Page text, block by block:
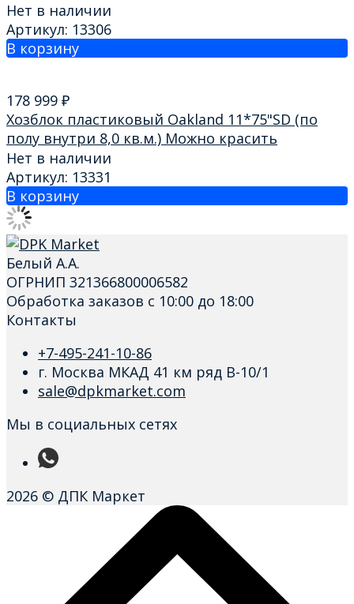
Нет в наличии
Артикул: 13306
В корзину
178 999 ₽
Хозблок пластиковый Oakland 11*75"SD (по
полу внутри 8,0 кв.м.) Можно красить
Нет в наличии
Артикул: 13331
В корзину
Белый А.А.
ОГРНИП 321366800006582
Обработка заказов с 10:00 до 18:00
Контакты
+7-495-241-10-86
г. Москва МКАД 41 км ряд В-10/1
sale@dpkmarket.com
Мы в социальных сетях
2026 © ДПК Маркет